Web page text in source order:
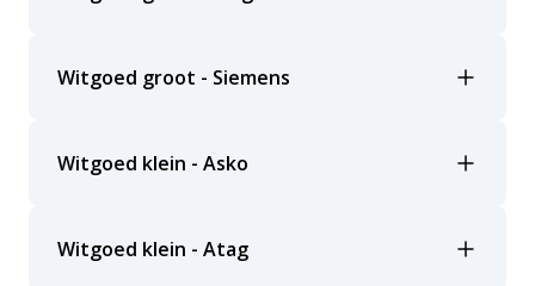
Witgoed groot - Siemens
Witgoed klein - Asko
Witgoed klein - Atag